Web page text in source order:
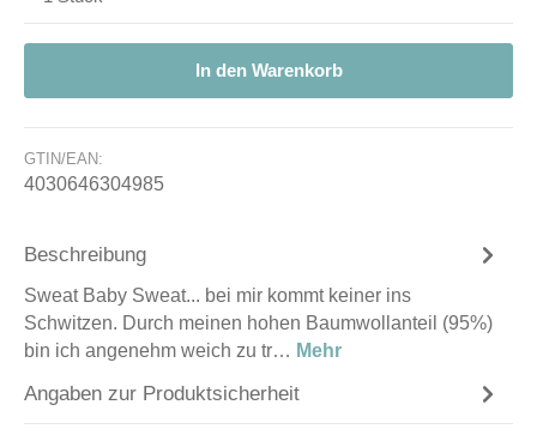
In den Warenkorb
GTIN/EAN:
4030646304985
Beschreibung
Sweat Baby Sweat... bei mir kommt keiner ins
Schwitzen. Durch meinen hohen Baumwollanteil (95%)
bin ich angenehm weich zu tr… Mehr
Angaben zur Produktsicherheit